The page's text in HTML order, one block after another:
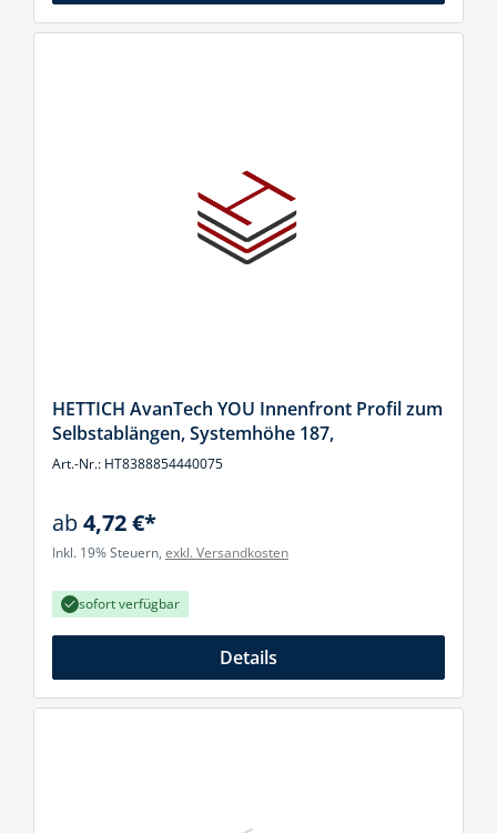
HETTICH AvanTech YOU Innenfront Profil zum
Selbstablängen, Systemhöhe 187,
Art.-Nr.: HT8388854440075
ab4,72 €*
Inkl. 19% Steuern, exkl. Versandkosten
sofort verfügbar
Details